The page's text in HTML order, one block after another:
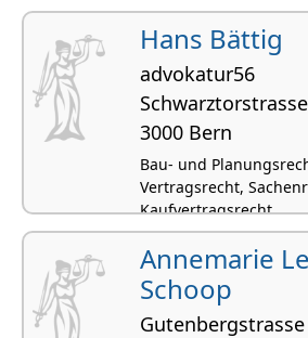
Hans Bättig
advokatur56
3000 Bern
Bau- und
Vertragsrecht,
Kaufvertragsrecht
Annemarie
Schoop